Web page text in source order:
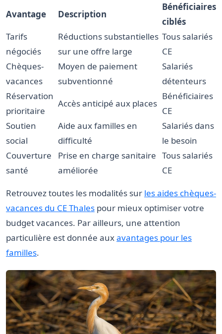
Avantage Description
Bénéficiaires
ciblés
Tarifs
négociés
Réductions substantielles
sur une offre large
Tous salariés
CE
Chèques-
vacances
Moyen de paiement
subventionné
Salariés
détenteurs
Réservation
prioritaire
Accès anticipé aux places
Bénéficiaires
CE
Soutien
social
Aide aux familles en
difficulté
Salariés dans
le besoin
Couverture
santé
Prise en charge sanitaire
améliorée
Tous salariés
CE
Retrouvez toutes les modalités sur les aides chèques-
vacances du CE Thales pour mieux optimiser votre
budget vacances. Par ailleurs, une attention
particulière est donnée auxavantages pour les
familles.